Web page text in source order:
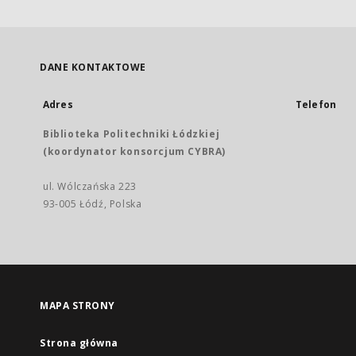
DANE KONTAKTOWE
Adres
Biblioteka Politechniki Łódzkiej
(koordynator konsorcjum CYBRA)
ul. Wólczańska 223
93-005 Łódź, Polska
Telefon
MAPA STRONY
Strona główna